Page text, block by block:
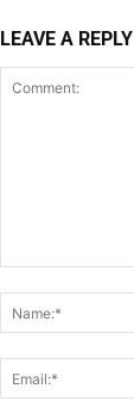
LEAVE A REPLY